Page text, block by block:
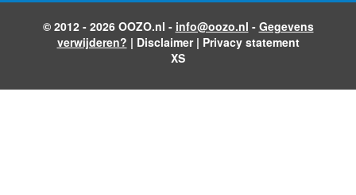
© 2012 - 2026 OOZO.nl - info@oozo.nl - Gegevens
verwijderen? | Disclaimer| Privacy statement
XS